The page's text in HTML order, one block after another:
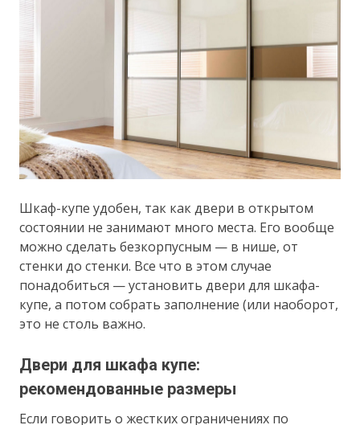
Шкаф-купе удобен, так как двери в открытом
состоянии не занимают много места. Его вообще
можно сделать безкорпусным — в нише, от
стенки до стенки. Все что в этом случае
понадобиться — установить двери для шкафа-
купе, а потом собрать заполнение (или наоборот,
это не столь важно.
Двери для шкафа купе:
рекомендованные размеры
Если говорить о жестких ограничениях по